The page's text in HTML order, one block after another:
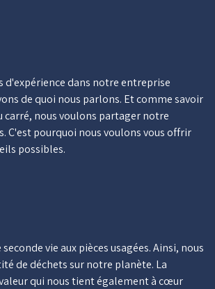
d'expérience dans notre entreprise
de quoi nous parlons. Et comme savoir
carré, nous voulons partager notre
C'est pourquoi nous voulons vous offrir
possibles.
vie aux pièces usagées. Ainsi, nous
de déchets sur notre planète. La
qui nous tient également à cœur